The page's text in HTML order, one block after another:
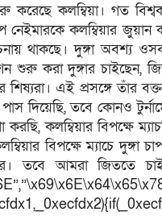
কলম্বিয়া। গত
নেইমারকে কলম্বিয়ার
থাকছে। দুঙ্গা অবশ্য ওসব
করা দুঙ্গার চাইছেন,
এই প্রসঙ্গে তাঁর
দিয়েছি, তবে কোনও
কলম্বিয়ার বিপক্ষে
বিপক্ষে ম্যাচে দুঙ্গা
তবে আমরা জিততে